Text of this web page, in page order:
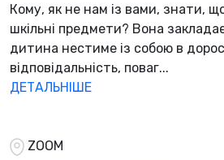
Кому, як не нам із вами, знати,
шкільні предмети? Вона закладає
дитина нестиме із собою в
відповідальність, поваг...
ДЕТАЛЬНІШЕ
ZOOM